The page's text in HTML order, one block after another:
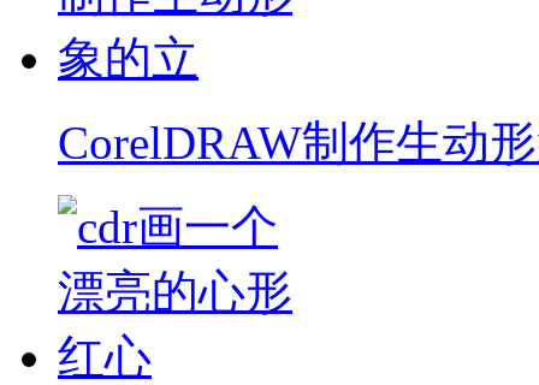
CorelDRAW制作生动